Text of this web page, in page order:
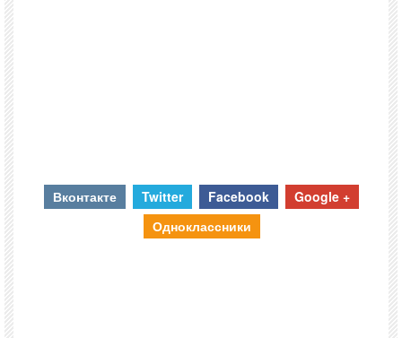
Вконтакте Twitter Facebook
Google +
Одноклассники